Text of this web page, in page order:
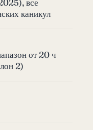
все
каникул
от 20 ч
2)